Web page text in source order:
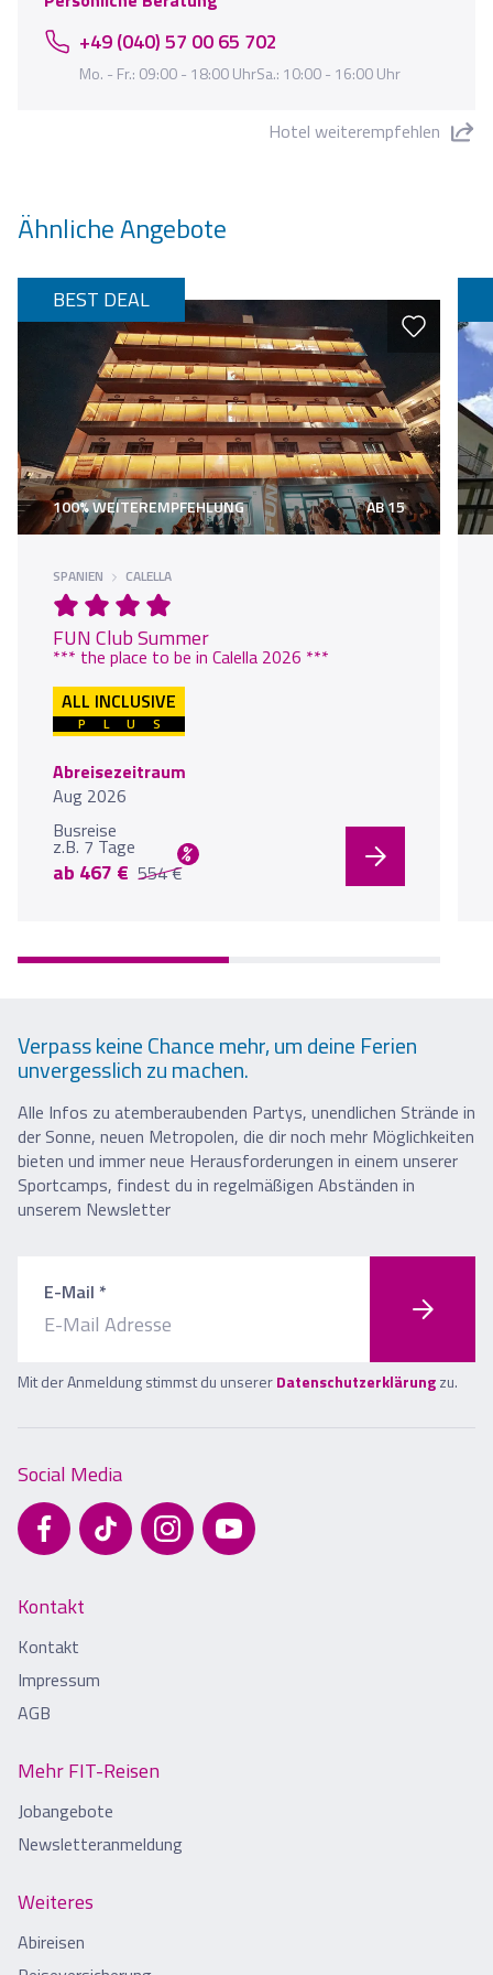
+49 (040) 57 00 65 702
Mo. - Fr.: 09:00 - 18:00 UhrSa.: 10:00 - 16:00 Uhr
Hotel weiterempfehlen
Ähnliche Angebote
BEST DEAL
100% WEITEREMPFEHLUNG AB 15
SPANIEN CALELLA
FUN Club Summer
*** the place to be in Calella 2026 ***
ALL INCLUSIVE
PLUS
Abreisezeitraum
Aug 2026
Busreise
z.B. 7 Tage
ab 467 € 554 €
%
Verpass keine Chance mehr, um deine Ferien
unvergesslich zu machen.
Alle Infos zu atemberaubenden Partys, unendlichen Strände in
der Sonne, neuen Metropolen, die dir noch mehr Möglichkeiten
bieten und immer neue Herausforderungen in einem unserer
Sportcamps, findest du in regelmäßigen Abständen in
unserem Newsletter
E-Mail *
Mit der Anmeldung stimmst du unsererDatenschutzerklärungzu.
Social Media
Kontakt
Kontakt
Impressum
AGB
Mehr FIT-Reisen
Jobangebote
Newsletteranmeldung
Weiteres
Abireisen